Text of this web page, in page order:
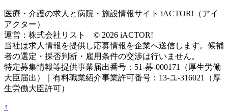
医療・介護の求人と病院・施設情報サイト iACTOR!（アイ
アクター）
運営：株式会社リスト © 2026 iACTOR!
当社は求人情報を提供し応募情報を企業へ送信します。候補
者の選定・採否判断・雇用条件の交渉は行いません。
特定募集情報等提供事業届出番号：51-募-000171（厚生労働
大臣届出）｜有料職業紹介事業許可番号：13-ユ-316021（厚
生労働大臣許可）
↑